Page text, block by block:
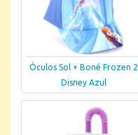
Óculos Sol + Boné Frozen 2
Disney Azul